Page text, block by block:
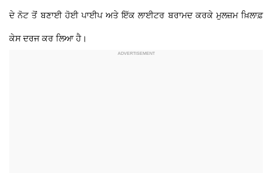
ਦੇ ਨੋਟ ਤੋਂ ਬਣਾਈ ਹੋਈ ਪਾਈਪ ਅਤੇ ਇੱਕ ਲਾਈਟਰ ਬਰਾਮਦ ਕਰਕੇ ਮੁਲਜ਼ਮ ਖ਼ਿਲਾਫ਼
ਕੇਸ ਦਰਜ ਕਰ ਲਿਆ ਹੈ।